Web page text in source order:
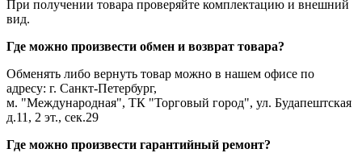
При получении товара проверяйте комплектацию и внешний
вид.
Где можно произвести обмен и возврат товара?
Обменять либо вернуть товар можно в нашем офисе по
адресу: г. Санкт-Петербург,
м. "Международная", ТК "Торговый город", ул. Будапештская
д.11, 2 эт., сек.29
Где можно произвести гарантийный ремонт?